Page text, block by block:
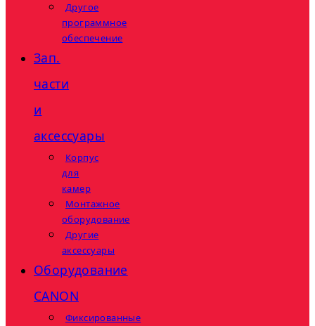
Другое
программное
обеспечение
Зап.
части
и
аксессуары
Корпус
для
камер
Монтажное
оборудование
Другие
аксессуары
Оборудование
CANON
Фиксированные